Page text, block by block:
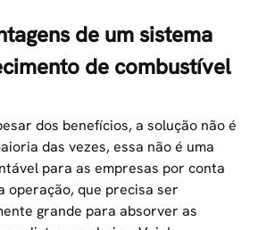
de um sistema
de combustível
dos benefícios, a solução não é
das vezes, essa não é uma
para as empresas por conta
operação, que precisa ser
grande para absorver as